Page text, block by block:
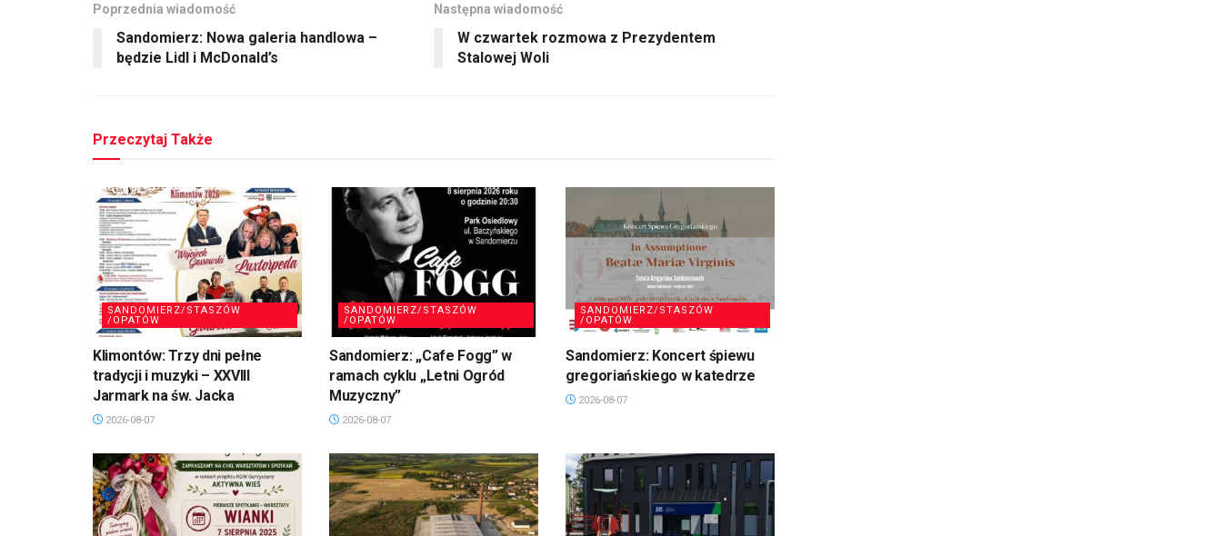
Poprzednia wiadomość
Sandomierz: Nowa galeria handlowa –
będzie Lidl i McDonald’s
Następna wiadomość
W czwartek rozmowa z Prezydentem
Stalowej Woli
Przeczytaj Także
SANDOMIERZ/STASZÓW
/OPATÓW
Klimontów: Trzy dni pełne
tradycji i muzyki – XXVIII
Jarmark na św. Jacka
2026-08-07
SANDOMIERZ/STASZÓW
/OPATÓW
Sandomierz: „Cafe Fogg” w
ramach cyklu „Letni Ogród
Muzyczny”
2026-08-07
SANDOMIERZ/STASZÓW
/OPATÓW
Sandomierz: Koncert śpiewu
gregoriańskiego w katedrze
2026-08-07